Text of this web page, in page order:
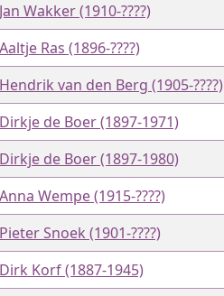
Jan Wakker (1910-????)
Aaltje Ras (1896-????)
Hendrik van den Berg (1905-????)
Dirkje de Boer (1897-1971)
Dirkje de Boer (1897-1980)
Anna Wempe (1915-????)
Pieter Snoek (1901-????)
Dirk Korf (1887-1945)